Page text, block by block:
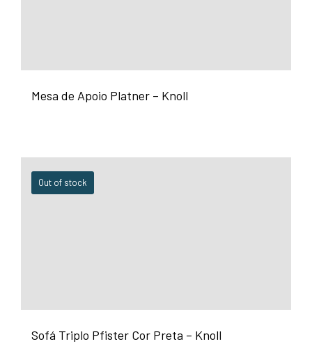
Mesa de Apoio Platner – Knoll
Out of stock
Sofá Triplo Pfister Cor Preta – Knoll